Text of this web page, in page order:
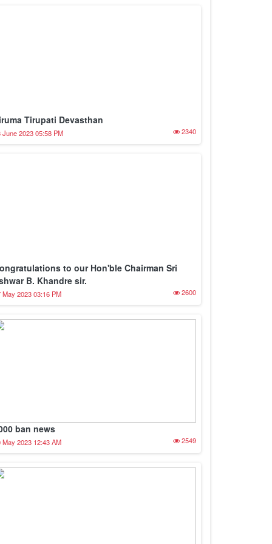
Tirupati Devasthan
June 2023 05:58 PM 2340
to our Hon'ble Chairman Sri
B. Khandre sir.
May 2023 03:16 PM 2600
ban news
May 2023 12:43 AM 2549